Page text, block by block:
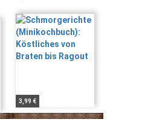
Braten bis
Ragout
3,99 €